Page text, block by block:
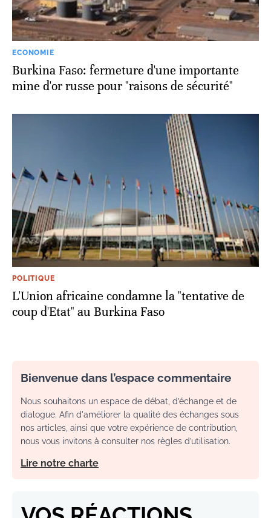
ECONOMIE
Burkina Faso: fermeture d'une importante
mine d'or russe pour "raisons de sécurité"
POLITIQUE
L'Union africaine condamne la "tentative de
coup d'Etat" au Burkina Faso
Bienvenue dans l’espace commentaire
Nous souhaitons un espace de débat, d’échange et de
dialogue. Afin d'améliorer la qualité des échanges sous
nos articles, ainsi que votre expérience de contribution,
nous vous invitons à consulter nos règles d’utilisation.
Lire notre charte